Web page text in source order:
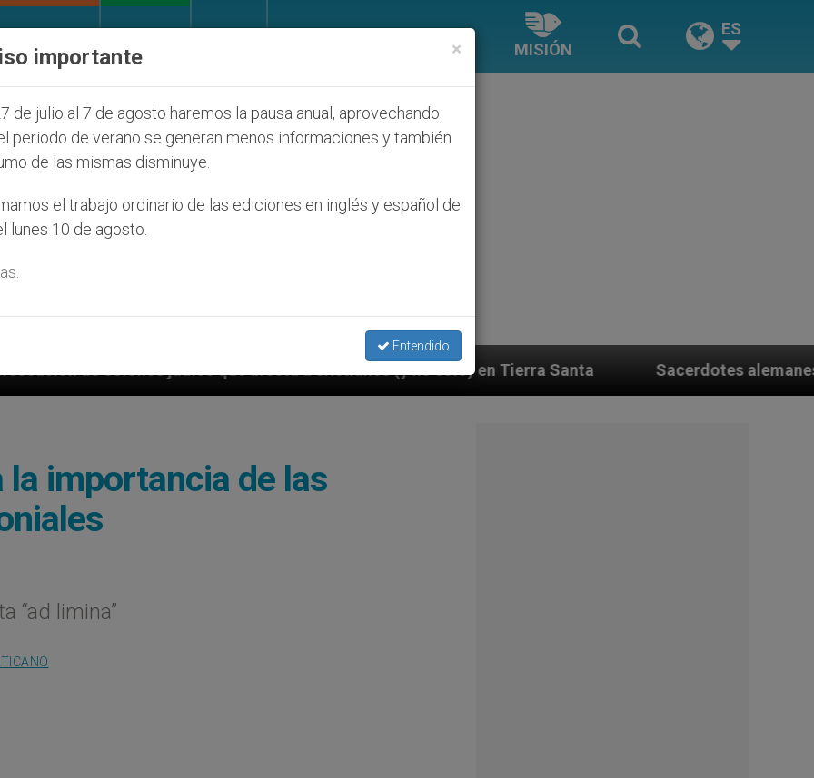
MISIÓN
ES
judíos que afecta a cristianos (y no sólo) en Tierra Santa Sacerdotes alemanes fieles al Papa
la importancia de las
“ad limina”
×
importante
de julio al 7 de agosto haremos la pausa anual, aprovechando
periodo de verano se generan menos informaciones y también
de las mismas disminuye.
el trabajo ordinario de las ediciones en inglés y español de
lunes 10 de agosto.
Entendido